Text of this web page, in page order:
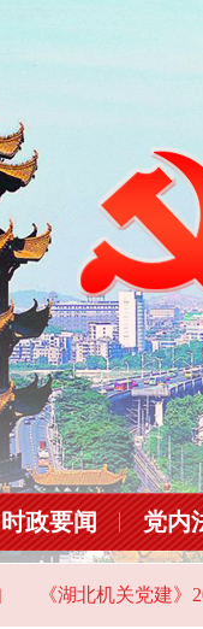
时政要闻 党内
《湖北机关党建》